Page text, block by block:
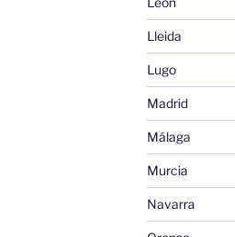
Lleida
Lugo
Madrid
Málaga
Murcia
Navarra